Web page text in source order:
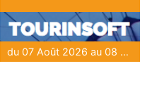
du 07 Août 2026 au 08 Août 2026